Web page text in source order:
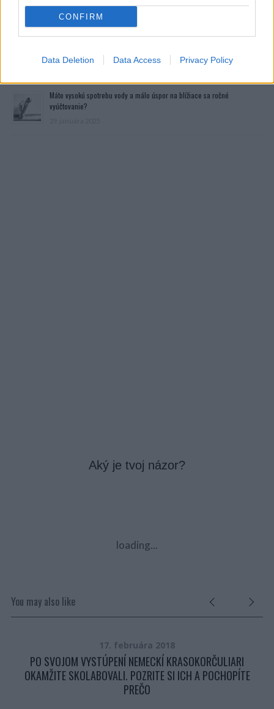
CONFIRM
Data Deletion Data Access Privacy Policy
zblíženia intenzívnejší pôžitok
Máte vysokú spotrebu vody a málo úspor na blížiace sa ročné
vyúčtovanie?
Aký je tvoj názor?
loading...
You may also like
17. februára 2018
PO SVOJOM VYSTÚPENÍ NEMECKÍ KRASOKORČULIARI
OKAMŽITE SKOLABOVALI. POZRITE SI ICH A POCHOPÍTE
PREČO